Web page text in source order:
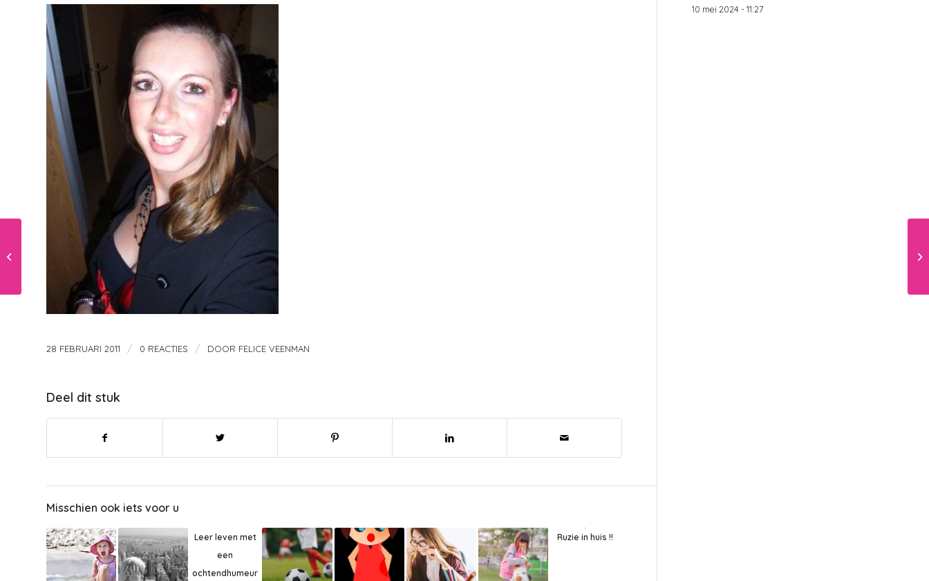
28 FEBRUARI 2011 / 0 REACTIES / DOOR FELICE VEENMAN
Deel dit stuk
Misschien ook iets voor u
Leer leven met
een
ochtendhumeur
Ruzie in huis !!
10 mei 2024 - 11:27